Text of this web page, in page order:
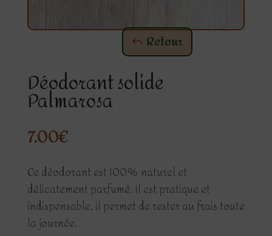
Retour
Déodorant solide
Palmarosa
7.00€
Ce déodorant est 100% naturel et
délicatement parfumé. Il est pratique et
indispensable, il permet de rester au frais toute
la journée.